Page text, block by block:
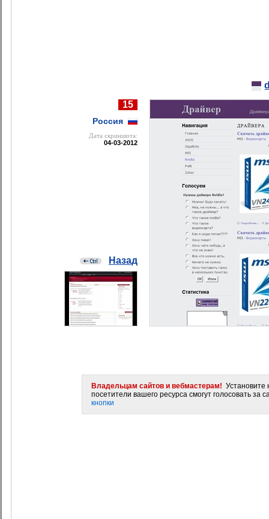
15
Россия
Дата cкриншота:
04-03-2012
Назад
Владельцам сайтов и вебмастерам! Установите
посетители вашего ресурса смогут голосовать за
кнопки